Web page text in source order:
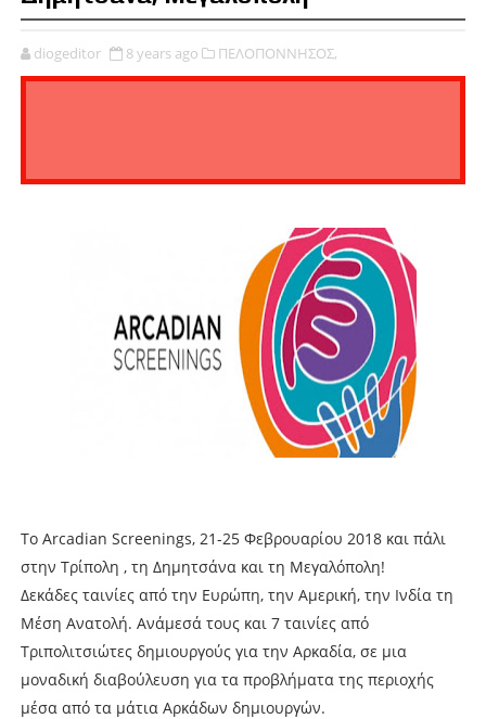
diogeditor 8 years ago ΠΕΛΟΠΟΝΝΗΣΟΣ,
Tο Arcadian Screenings, 21-25 Φεβρουαρίου 2018 και πάλι
στην Τρίπολη , τη Δημητσάνα και τη Μεγαλόπολη!
Δεκάδες ταινίες από την Ευρώπη, την Αμερική, την Ινδία τη
Μέση Ανατολή. Ανάμεσά τους και 7 ταινίες από
Τριπολιτσιώτες δημιουργούς για την Αρκαδία, σε μια
μοναδική διαβούλευση για τα προβλήματα της περιοχής
μέσα από τα μάτια Αρκάδων δημιουργών.